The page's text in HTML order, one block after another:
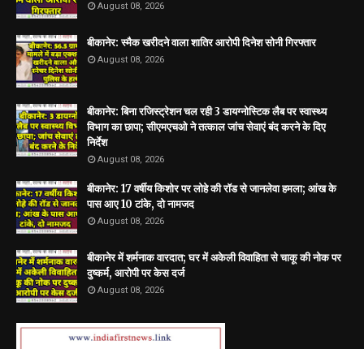
August 08, 2026
बीकानेर: स्मैक खरीदने वाला शातिर आरोपी दिनेश सोनी गिरफ्तार
August 08, 2026
बीकानेर: बिना रजिस्ट्रेशन चल रही 3 डायग्नोस्टिक लैब पर स्वास्थ्य
विभाग का छापा; सीएमएचओ ने तत्काल जांच सेवाएं बंद करने के दिए
निर्देश
August 08, 2026
बीकानेर: 17 वर्षीय किशोर पर लोहे की रॉड से जानलेवा हमला; आंख के
पास आए 10 टांके, दो नामजद
August 08, 2026
बीकानेर में शर्मनाक वारदात; घर में अकेली विवाहिता से चाकू की नोक पर
दुष्कर्म, आरोपी पर केस दर्ज
August 08, 2026